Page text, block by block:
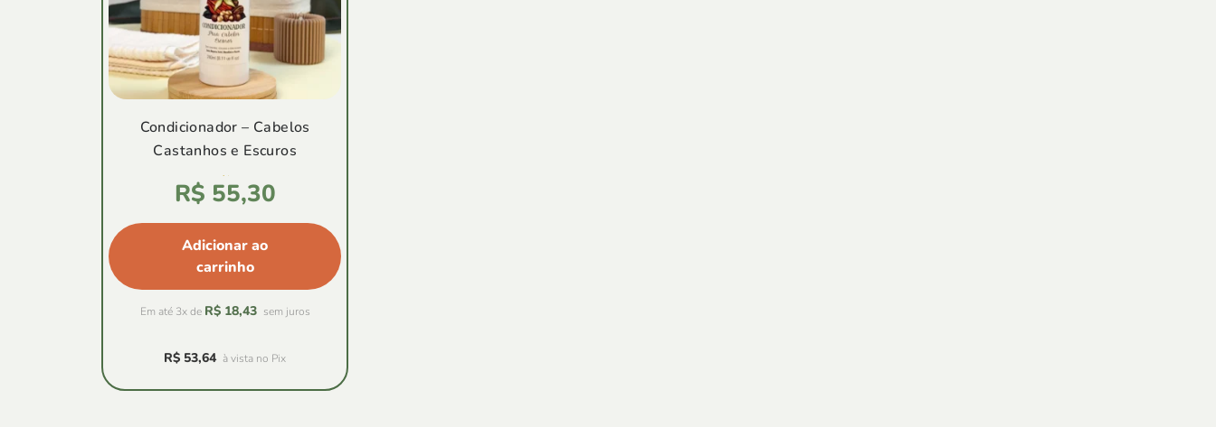
Condicionador – Cabelos
Castanhos e Escuros
5.00
de
5
R$ 55,30
Adicionar ao
carrinho
Em até 3x de R$18,43 sem juros
R$ 53,64 à vista no Pix